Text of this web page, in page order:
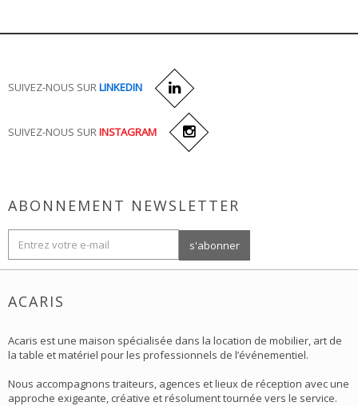
SUIVEZ-NOUS SURLINKEDIN
SUIVEZ-NOUS SUR INSTAGRAM
ABONNEMENT NEWSLETTER
ACARIS
Acaris est une maison spécialisée dans la location de mobilier, art de
la table et matériel pour les professionnels de l’événementiel.
Nous accompagnons traiteurs, agences et lieux de réception avec une
approche exigeante, créative et résolument tournée vers le service.